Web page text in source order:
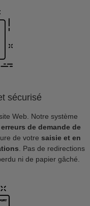
sécurisé
Web. Notre système
de demande de
de votre saisie et en
. Pas de redirections
ni de papier gâché.